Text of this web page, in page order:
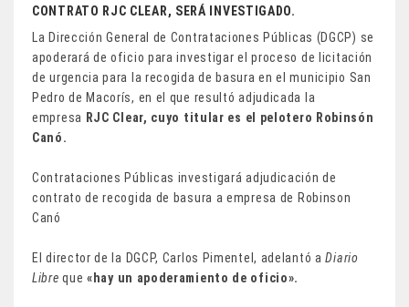
CONTRATO RJC CLEAR, SERÁ INVESTIGADO.
La Dirección General de Contrataciones Públicas (DGCP) se
apoderará de oficio para investigar el proceso de licitación
de urgencia para la recogida de basura en el municipio San
Pedro de Macorís, en el que resultó adjudicada la
empresa RJC Clear, cuyo titular es el pelotero Robinsón
Canó.
Contrataciones Públicas investigará adjudicación de
contrato de recogida de basura a empresa de Robinson
Canó
El director de la DGCP, Carlos Pimentel, adelantó aDiario
Libre que «hay un apoderamiento de oficio».